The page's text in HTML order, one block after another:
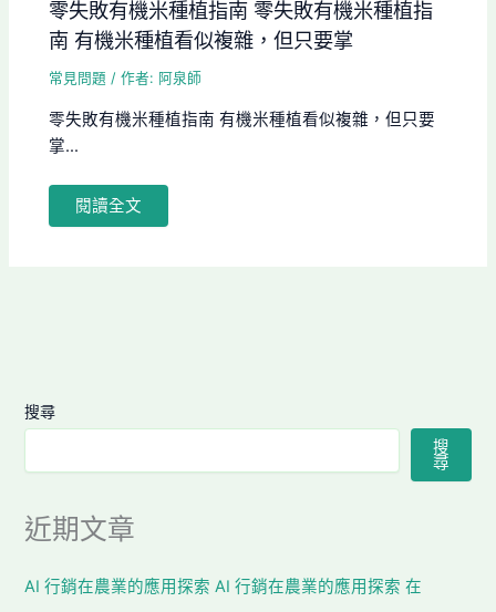
零失敗有機米種植指南 零失敗有機米種植指
南 有機米種植看似複雜，但只要掌
常見問題 / 作者: 阿泉師
零失敗有機米種植指南 有機米種植看似複雜，但只要
掌...
閱讀全文
搜尋
搜
尋
近期文章
AI 行銷在農業的應用探索 AI 行銷在農業的應用探索 在